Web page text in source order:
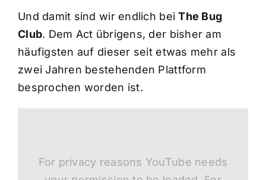
Und damit sind wir endlich beiThe Bug
Club. Dem Act übrigens, der bisher am
häufigsten auf dieser seit etwas mehr als
zwei Jahren bestehenden Plattform
besprochen worden ist.
For privacy reasons YouTube needs